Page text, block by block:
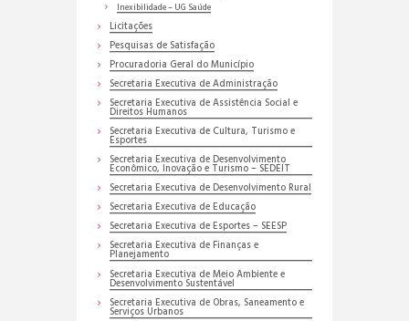
Inexibilidade – UG Saúde
Licitações
Pesquisas de Satisfação
Procuradoria Geral do Município
Secretaria Executiva de Administração
Secretaria Executiva de Assistência Social e
Direitos Humanos
Secretaria Executiva de Cultura, Turismo e
Esportes
Secretaria Executiva de Desenvolvimento
Econômico, Inovação e Turismo – SEDEIT
Secretaria Executiva de Desenvolvimento Rural
Secretaria Executiva de Educação
Secretaria Executiva de Esportes – SEESP
Secretaria Executiva de Finanças e
Planejamento
Secretaria Executiva de Meio Ambiente e
Desenvolvimento Sustentável
Secretaria Executiva de Obras, Saneamento e
Serviços Urbanos